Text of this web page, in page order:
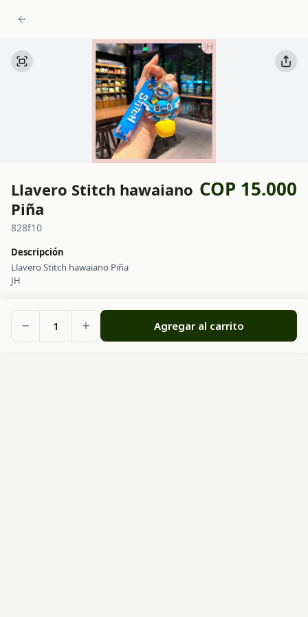
Llavero Stitch hawaiano
Piña
COP 15.000
828f10
Descripción
Llavero Stitch hawaiano Piña
JH
1 Agregar al carrito